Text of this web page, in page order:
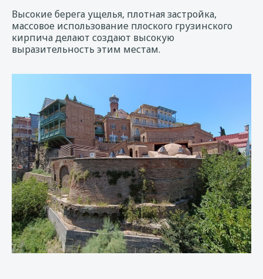
Высокие берега ущелья, плотная застройка,
массовое использование плоского грузинского
кирпича делают создают высокую
выразительность этим местам.